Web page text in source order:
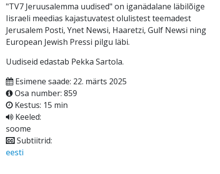
"TV7 Jeruusalemma uudised" on iganädalane läbilõige
Iisraeli meedias kajastuvatest olulistest teemadest
Jerusalem Posti, Ynet Newsi, Haaretzi, Gulf Newsi ning
European Jewish Pressi pilgu läbi.
Uudiseid edastab Pekka Sartola.
Esimene saade: 22. märts 2025
Osa number: 859
Kestus: 15 min
Keeled:
soome
Subtiitrid:
eesti